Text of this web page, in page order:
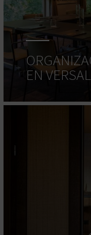
EN